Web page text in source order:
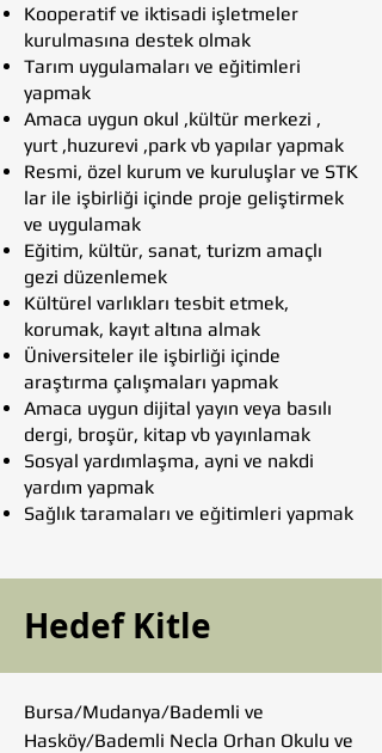
Kooperatif ve iktisadi işletmeler
kurulmasına destek olmak
Tarım uygulamaları ve eğitimleri
yapmak
Amaca uygun okul ,kültür merkezi ,
yurt ,huzurevi ,park vb yapılar yapmak
Resmi, özel kurum ve kuruluşlar ve STK
lar ile işbirliği içinde proje geliştirmek
ve uygulamak
Eğitim, kültür, sanat, turizm amaçlı
gezi düzenlemek
Kültürel varlıkları tesbit etmek,
korumak, kayıt altına almak
Üniversiteler ile işbirliği içinde
araştırma çalışmaları yapmak
Amaca uygun dijital yayın veya basılı
dergi, broşür, kitap vb yayınlamak
Sosyal yardımlaşma, ayni ve nakdi
yardım yapmak
Sağlık taramaları ve eğitimleri yapmak
Hedef Kitle
Bursa/Mudanya/Bademli ve
Hasköy/Bademli Necla Orhan Okulu ve